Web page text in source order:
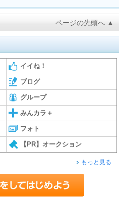
ページの先頭へ ▲
イイね！
ブログ
グループ
みんカラ＋
フォト
【PR】オークション
もっと見る